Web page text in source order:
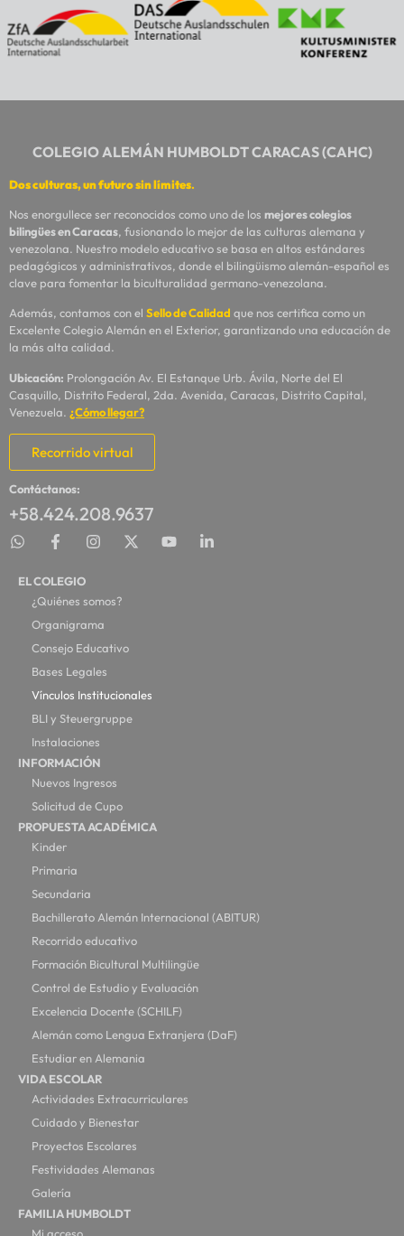
COLEGIO ALEMÁN HUMBOLDT CARACAS (CAHC)
Dos culturas, un futuro sin límites.
Nos enorgullece ser reconocidos como uno de los mejores colegios
bilingües en Caracas, fusionando lo mejor de las culturas alemana y
venezolana. Nuestro modelo educativo se basa en altos estándares
pedagógicos y administrativos, donde el bilingüismo alemán-español es
clave para fomentar la biculturalidad germano-venezolana.
Además, contamos con el Sello de Calidad que nos certifica como un
Excelente Colegio Alemán en el Exterior, garantizando una educación de
la más alta calidad.
Ubicación: Prolongación Av. El Estanque Urb. Ávila, Norte del El
Casquillo, Distrito Federal, 2da. Avenida, Caracas, Distrito Capital,
Venezuela. ¿Cómo llegar?
Recorrido virtual
Contáctanos:
+58.424.208.9637
EL COLEGIO
¿Quiénes somos?
Organigrama
Consejo Educativo
Bases Legales
Vínculos Institucionales
BLI y Steuergruppe
Instalaciones
INFORMACIÓN
Nuevos Ingresos
Solicitud de Cupo
PROPUESTA ACADÉMICA
Kinder
Primaria
Secundaria
Bachillerato Alemán Internacional (ABITUR)
Recorrido educativo
Formación Bicultural Multilingüe
Control de Estudio y Evaluación
Excelencia Docente (SCHILF)
Alemán como Lengua Extranjera (DaF)
Estudiar en Alemania
VIDA ESCOLAR
Actividades Extracurriculares
Cuidado y Bienestar
Proyectos Escolares
Festividades Alemanas
Galería
FAMILIA HUMBOLDT
Mi acceso